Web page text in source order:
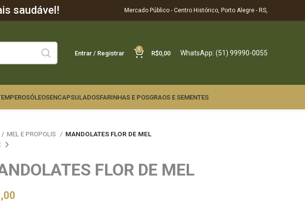
saudável! Mercado Público - Centro Histórico, Porto Alegre - RS,
Entrar / Registrar
0
R$0,00 WhatsApp: (51) 99990-0055
ÓLEOSENCAPSULADOSFARINHAS E POSGRAOS E SEMENTES
MEL E PROPOLIS MANDOLATES FLOR DE MEL
FLOR DE MEL